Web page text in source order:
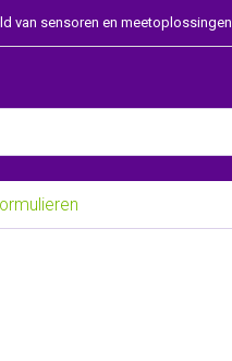
van sensoren en meetoplossingen